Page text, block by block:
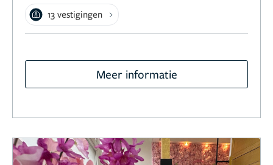
13 vestigingen
Meer informatie